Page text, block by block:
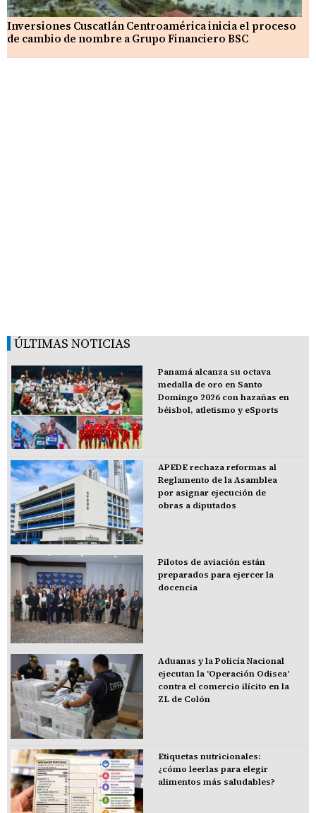
Inversiones Cuscatlán Centroamérica inicia el proceso
de cambio de nombre a Grupo Financiero BSC
ÚLTIMAS NOTICIAS
Panamá alcanza su octava
medalla de oro en Santo
Domingo 2026 con hazañas en
béisbol, atletismo y eSports
APEDE rechaza reformas al
Reglamento de la Asamblea
por asignar ejecución de
obras a diputados
Pilotos de aviación están
preparados para ejercer la
docencia
Aduanas y la Policía Nacional
ejecutan la 'Operación Odisea'
contra el comercio ilícito en la
ZL de Colón
Etiquetas nutricionales:
¿cómo leerlas para elegir
alimentos más saludables?